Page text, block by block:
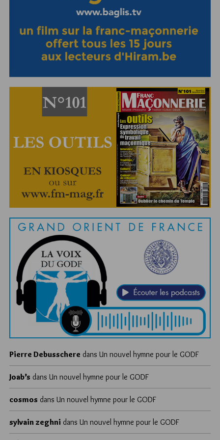
Pierre Debusschere dans Un nouvel hymne pour le GODF
Joab’s dans Un nouvel hymne pour le GODF
cosmos dans Un nouvel hymne pour le GODF
sylvain zeghni dans Un nouvel hymne pour le GODF